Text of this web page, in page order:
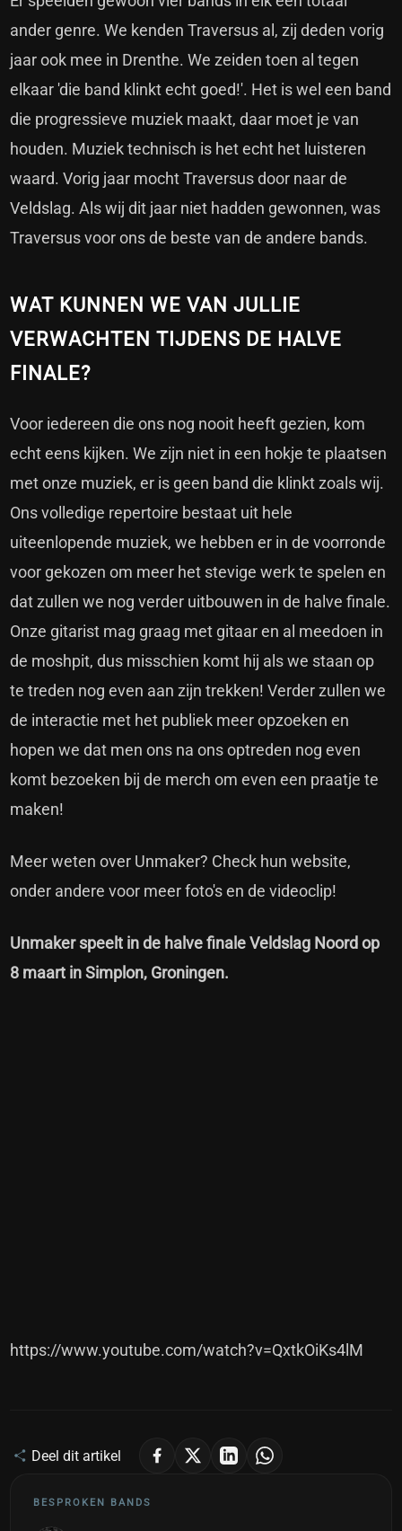
ander genre. We kenden Traversus al, zij deden vorig
jaar ook mee in Drenthe. We zeiden toen al tegen
elkaar 'die band klinkt echt goed!'. Het is wel een band
die progressieve muziek maakt, daar moet je van
houden. Muziek technisch is het echt het luisteren
waard. Vorig jaar mocht Traversus door naar de
Veldslag. Als wij dit jaar niet hadden gewonnen, was
Traversus voor ons de beste van de andere bands.
WAT KUNNEN WE VAN JULLIE
VERWACHTEN TIJDENS DE HALVE
FINALE?
Voor iedereen die ons nog nooit heeft gezien, kom
echt eens kijken. We zijn niet in een hokje te plaatsen
met onze muziek, er is geen band die klinkt zoals wij.
Ons volledige repertoire bestaat uit hele
uiteenlopende muziek, we hebben er in de voorronde
voor gekozen om meer het stevige werk te spelen en
dat zullen we nog verder uitbouwen in de halve finale.
Onze gitarist mag graag met gitaar en al meedoen in
de moshpit, dus misschien komt hij als we staan op
te treden nog even aan zijn trekken! Verder zullen we
de interactie met het publiek meer opzoeken en
hopen we dat men ons na ons optreden nog even
komt bezoeken bij de merch om even een praatje te
maken!
Meer weten over Unmaker? Check hun website,
onder andere voor meer foto's en de videoclip!
Unmaker speelt in de halve finale Veldslag Noord op
8 maart in Simplon, Groningen.
https://www.youtube.com/watch?v=QxtkOiKs4lM
Deel dit artikel
BESPROKEN BANDS